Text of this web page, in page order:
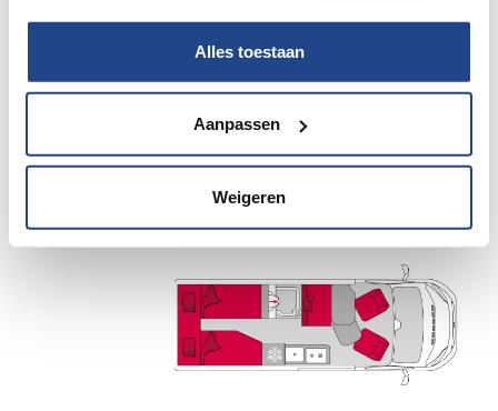
Alles toestaan
Aanpassen
Weigeren
Pilote V 630 J Fiat 140Pk/Cv Aut.
Details
2 4